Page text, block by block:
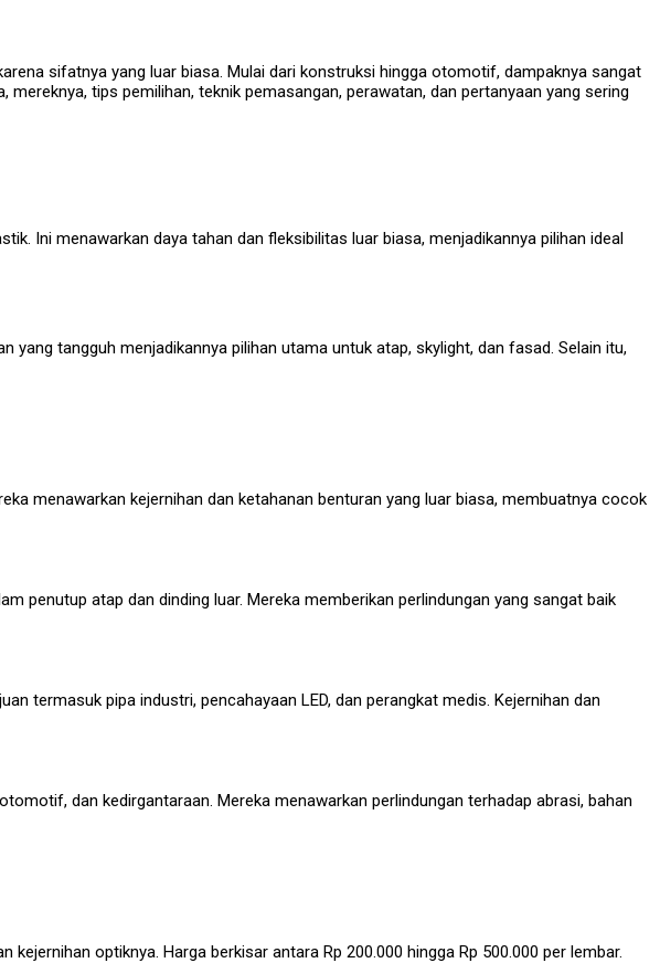
sifatnya yang luar biasa. Mulai dari konstruksi hingga otomotif, dampaknya sangat
mereknya, tips pemilihan, teknik pemasangan, perawatan, dan pertanyaan yang sering
Ini menawarkan daya tahan dan fleksibilitas luar biasa, menjadikannya pilihan ideal
tangguh menjadikannya pilihan utama untuk atap, skylight, dan fasad. Selain itu,
menawarkan kejernihan dan ketahanan benturan yang luar biasa, membuatnya cocok
penutup atap dan dinding luar. Mereka memberikan perlindungan yang sangat baik
termasuk pipa industri, pencahayaan LED, dan perangkat medis. Kejernihan dan
dan kedirgantaraan. Mereka menawarkan perlindungan terhadap abrasi, bahan
optiknya. Harga berkisar antara Rp 200.000 hingga Rp 500.000 per lembar.